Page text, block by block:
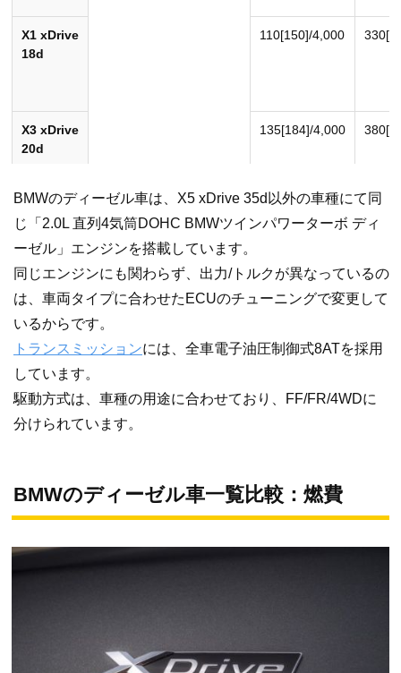
X1 xDrive
18d
110[150]/4,000
X3 xDrive
20d
135[184]/4,000
X5 xDrive
35d
3.0L 直列6気筒DOHC
BMWツインパワーターボ
190[258]/4,000
［単位］最高出力：kW[PS]/rpm 最大トルク：N･m[kgf･m]/rpm
BMWのディーゼル車は、X5 xDrive 35d以外の車種にて同
じ「2.0L 直列4気筒DOHC BMWツインパワーターボ ディ
ーゼル」エンジンを搭載しています。
同じエンジンにも関わらず、出力/トルクが異なっているの
は、車両タイプに合わせたECUのチューニングで変更して
いるからです。
トランスミッションには、全車電子油圧制御式8ATを採用
しています。
駆動方式は、車種の用途に合わせており、FF/FR/4WDに
分けられています。
BMWのディーゼル車一覧比較：燃費